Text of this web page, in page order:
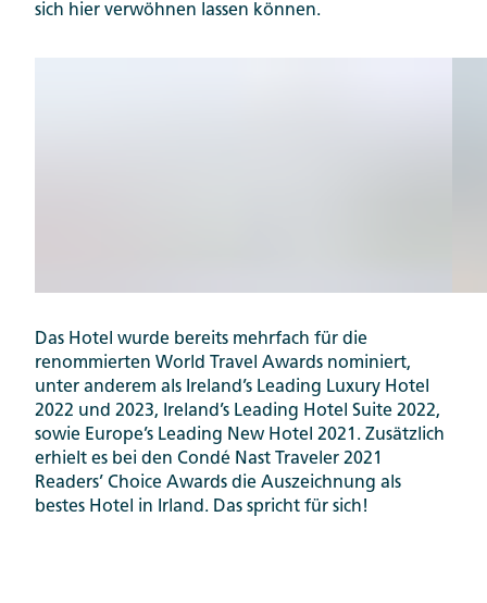
sich hier verwöhnen lassen können.
Das Hotel wurde bereits mehrfach für die
renommierten World Travel Awards nominiert,
unter anderem als Ireland’s Leading Luxury Hotel
2022 und 2023, Ireland’s Leading Hotel Suite 2022,
sowie Europe’s Leading New Hotel 2021. Zusätzlich
erhielt es bei den Condé Nast Traveler 2021
Readers’ Choice Awards die Auszeichnung als
bestes Hotel in Irland. Das spricht für sich!